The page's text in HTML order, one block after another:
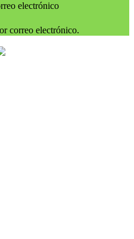
electrónico
correo electrónico.